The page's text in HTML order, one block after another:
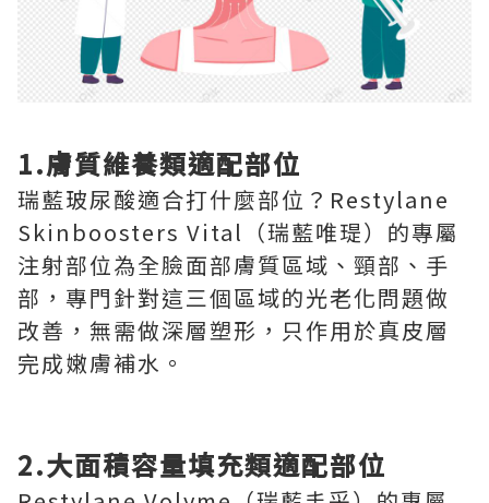
1.膚質維養類適配部位
瑞藍玻尿酸適合打什麼部位？Restylane
Skinboosters Vital（瑞藍唯瑅）的專屬
注射部位為全臉面部膚質區域、頸部、手
部，專門針對這三個區域的光老化問題做
改善，無需做深層塑形，只作用於真皮層
完成嫩膚補水。
2.大面積容量填充類適配部位